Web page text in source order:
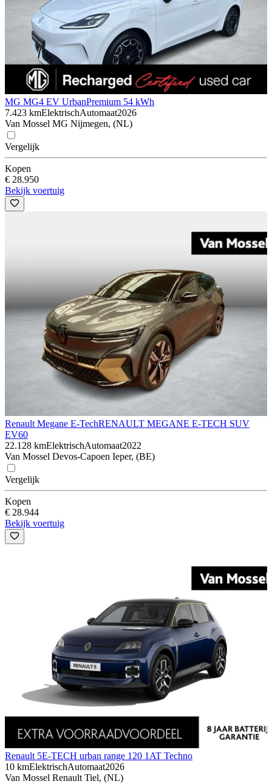
MG MG4 EV UrbanPremium 54 kWh
7.423 kmElektrischAutomaat2026
Van Mossel MG Nijmegen, (NL)
Vergelijk
Kopen
€ 28.950
Bekijk voertuig
Renault Megane E-TechRENAULT MEGANE E-TECH SUV
EV60
22.128 kmElektrischAutomaat2022
Van Mossel Devos-Capoen Ieper, (BE)
Vergelijk
Kopen
€ 28.944
Bekijk voertuig
Renault 5E-TECH urban range 120 1AT Techno
10 kmElektrischAutomaat2026
Van Mossel Renault Tiel, (NL)